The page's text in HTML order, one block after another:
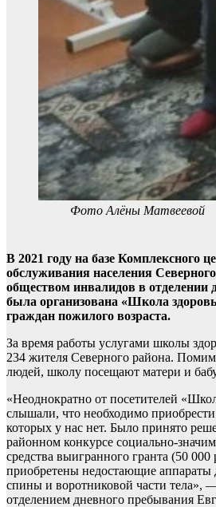
Фото Алёны Матвеевой
В 2021 году на базе Комплексного
обслуживания населения
обществом инвалидов в отделении
была организована «Школа
граждан пожилого возраста.
За время работы услугами школы
234 жителя Северного района.
людей, школу посещают матери и
«Неоднократно от посетителей
слышали, что необходимо
которых у нас нет. Было принято
районном конкурсе социально-
средства выигранного гранта (50
приобретены недостающие аппараты
спины и воротниковой части тела»,
отделением дневного пребывания